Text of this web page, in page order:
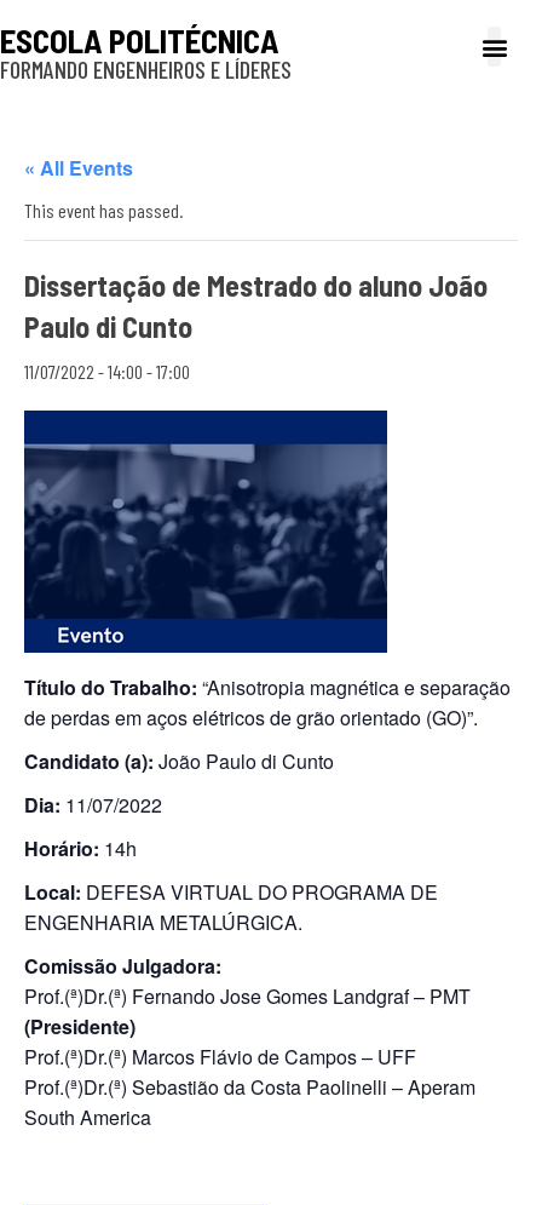
ESCOLA POLITÉCNICA
FORMANDO ENGENHEIROS E LÍDERES
« All Events
This event has passed.
Dissertação de Mestrado do aluno João
Paulo di Cunto
11/07/2022 - 14:00 -17:00
Título do Trabalho: “Anisotropia magnética e separação
de perdas em aços elétricos de grão orientado (GO)”.
Candidato (a): João Paulo di Cunto
Dia: 11/07/2022
Horário: 14h
Local: DEFESA VIRTUAL DO PROGRAMA DE
ENGENHARIA METALÚRGICA.
Comissão Julgadora:
Prof.(ª)Dr.(ª) Fernando Jose Gomes Landgraf – PMT
(Presidente)
Prof.(ª)Dr.(ª) Marcos Flávio de Campos – UFF
Prof.(ª)Dr.(ª) Sebastião da Costa Paolinelli – Aperam
South America